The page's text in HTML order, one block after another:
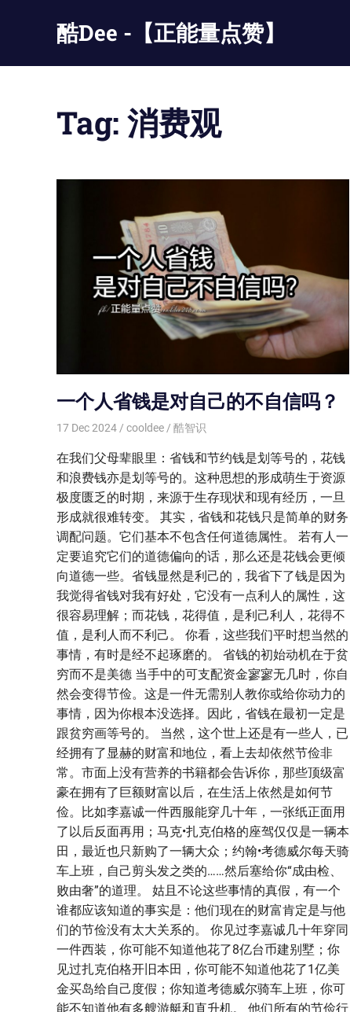
酷Dee -【正能量点赞】
酷
只
酷
Tag: 消费观
一个人省钱是对自己的不自信吗？
17 Dec 2024 cooldee 酷智识
在我们父母辈眼里：省钱和节约钱是划等号的，花钱
和浪费钱亦是划等号的。这种思想的形成萌生于资源
极度匮乏的时期，来源于生存现状和现有经历，一旦
形成就很难转变。 其实，省钱和花钱只是简单的财务
调配问题。它们基本不包含任何道德属性。 若有人一
定要追究它们的道德偏向的话，那么还是花钱会更倾
向道德一些。省钱显然是利己的，我省下了钱是因为
我觉得省钱对我有好处，它没有一点利人的属性，这
很容易理解；而花钱，花得值，是利己利人，花得不
值，是利人而不利己。 你看，这些我们平时想当然的
事情，有时是经不起琢磨的。 省钱的初始动机在于贫
穷而不是美德 当手中的可支配资金寥寥无几时，你自
然会变得节俭。这是一件无需别人教你或给你动力的
事情，因为你根本没选择。因此，省钱在最初一定是
跟贫穷画等号的。 当然，这个世上还是有一些人，已
经拥有了显赫的财富和地位，看上去却依然节俭非
常。市面上没有营养的书籍都会告诉你，那些顶级富
豪在拥有了巨额财富以后，在生活上依然是如何节
俭。比如李嘉诚一件西服能穿几十年，一张纸正面用
了以后反面再用；马克•扎克伯格的座驾仅仅是一辆本
田，最近也只新购了一辆大众；约翰•考德威尔每天骑
车上班，自己剪头发之类的……然后塞给你“成由检、
败由奢”的道理。 姑且不论这些事情的真假，有一个
谁都应该知道的事实是：他们现在的财富肯定是与他
们的节俭没有太大关系的。 你见过李嘉诚几十年穿同
一件西装，你可能不知道他花了8亿台币建别墅；你
见过扎克伯格开旧本田，你可能不知道他花了1亿美
金买岛给自己度假；你知道考德威尔骑车上班，你可
能不知道他有多艘游艇和直升机。 他们所有的节俭行